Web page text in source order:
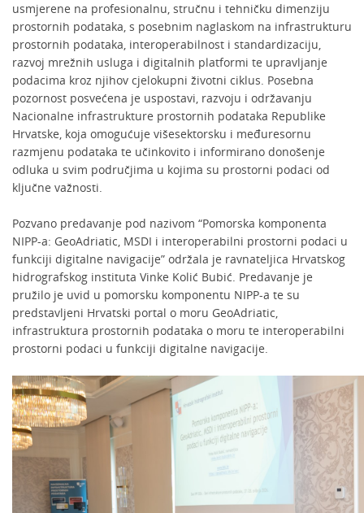
usmjerene na profesionalnu, stručnu i tehničku dimenziju
prostornih podataka, s posebnim naglaskom na infrastrukturu
prostornih podataka, interoperabilnost i standardizaciju,
razvoj mrežnih usluga i digitalnih platformi te upravljanje
podacima kroz njihov cjelokupni životni ciklus. Posebna
pozornost posvećena je uspostavi, razvoju i održavanju
Nacionalne infrastrukture prostornih podataka Republike
Hrvatske, koja omogućuje višesektorsku i međuresornu
razmjenu podataka te učinkovito i informirano donošenje
odluka u svim područjima u kojima su prostorni podaci od
ključne važnosti.
Pozvano predavanje pod nazivom “Pomorska komponenta
NIPP-a: GeoAdriatic, MSDI i interoperabilni prostorni podaci u
funkciji digitalne navigacije” održala je ravnateljica Hrvatskog
hidrografskog instituta Vinke Kolić Bubić. Predavanje je
pružilo je uvid u pomorsku komponentu NIPP-a te su
predstavljeni Hrvatski portal o moru GeoAdriatic,
infrastruktura prostornih podataka o moru te interoperabilni
prostorni podaci u funkciji digitalne navigacije.